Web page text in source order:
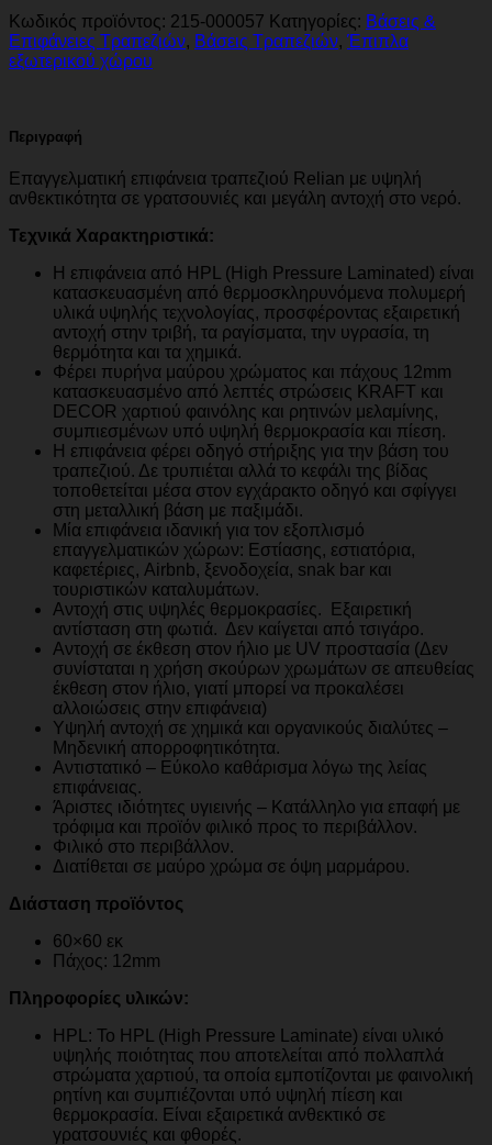
Κωδικός προϊόντος: 215-000057 Κατηγορίες: Βάσεις &
Επιφάνειες Τραπεζιών, Βάσεις Τραπεζιών, Έπιπλα
εξωτερικού χώρου
Περιγραφή
Επαγγελματική επιφάνεια τραπεζιού Relian με υψηλή
ανθεκτικότητα σε γρατσουνιές και μεγάλη αντοχή στο νερό.
Τεχνικά Χαρακτηριστικά:
Η επιφάνεια από HPL (High Pressure Laminated) είναι
κατασκευασμένη από θερμοσκληρυνόμενα πολυμερή
υλικά υψηλής τεχνολογίας, προσφέροντας εξαιρετική
αντοχή στην τριβή, τα ραγίσματα, την υγρασία, τη
θερμότητα και τα χημικά.
Φέρει πυρήνα μαύρου χρώματος και πάχους 12mm
κατασκευασμένο από λεπτές στρώσεις KRAFT και
DECOR χαρτιού φαινόλης και ρητινών μελαμίνης,
συμπιεσμένων υπό υψηλή θερμοκρασία και πίεση.
Η επιφάνεια φέρει οδηγό στήριξης για την βάση του
τραπεζιού. Δε τρυπιέται αλλά το κεφάλι της βίδας
τοποθετείται μέσα στον εγχάρακτο οδηγό και σφίγγει
στη μεταλλική βάση με παξιμάδι.
Μία επιφάνεια ιδανική για τον εξοπλισμό
επαγγελματικών χώρων: Εστίασης, εστιατόρια,
καφετέριες, Airbnb, ξενοδοχεία, snak bar και
τουριστικών καταλυμάτων.
Αντοχή στις υψηλές θερμοκρασίες. Εξαιρετική
αντίσταση στη φωτιά. Δεν καίγεται από τσιγάρο.
Αντοχή σε έκθεση στον ήλιο με UV προστασία (Δεν
συνίσταται η χρήση σκούρων χρωμάτων σε απευθείας
έκθεση στον ήλιο, γιατί μπορεί να προκαλέσει
αλλοιώσεις στην επιφάνεια)
Υψηλή αντοχή σε χημικά και οργανικούς διαλύτες –
Μηδενική απορροφητικότητα.
Αντιστατικό – Εύκολο καθάρισμα λόγω της λείας
επιφάνειας.
Άριστες ιδιότητες υγιεινής – Κατάλληλο για επαφή με
τρόφιμα και προϊόν φιλικό προς το περιβάλλον.
Φιλικό στο περιβάλλον.
Διατίθεται σε μαύρο χρώμα σε όψη μαρμάρου.
Διάσταση προϊόντος
60×60 εκ
Πάχος: 12mm
Πληροφορίες υλικών:
HPL: To HPL (High Pressure Laminate) είναι υλικό
υψηλής ποιότητας που αποτελείται από πολλαπλά
στρώματα χαρτιού, τα οποία εμποτίζονται με φαινολική
ρητίνη και συμπιέζονται υπό υψηλή πίεση και
θερμοκρασία. Είναι εξαιρετικά ανθεκτικό σε
γρατσουνιές και φθορές.